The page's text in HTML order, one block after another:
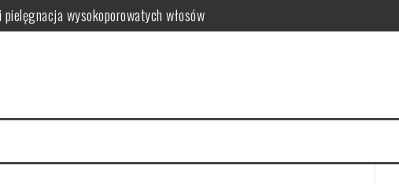
wysokoporowatych włosów
dla skóry
farbowaniu?
pielęgnacja krok po kroku